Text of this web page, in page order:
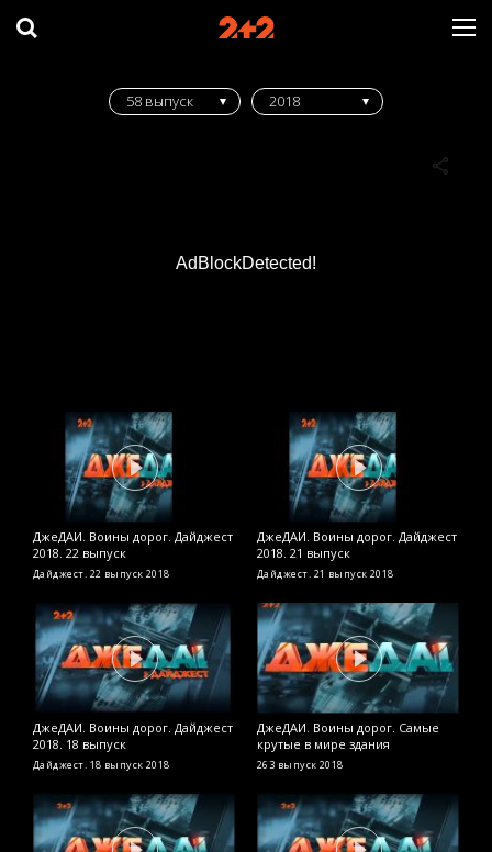
AdBlockDetected!
58 выпуск 2018
ДжеДАИ. Воины дорог. Дайджест
2018. 22 выпуск
Дайджест. 22 выпуск 2018
ДжеДАИ. Воины дорог. Дайджест
2018. 21 выпуск
Дайджест. 21 выпуск 2018
ДжеДАИ. Воины дорог. Дайджест
2018. 18 выпуск
Дайджест. 18 выпуск 2018
ДжеДАИ. Воины дорог. Самые
крутые в мире здания
263 выпуск 2018